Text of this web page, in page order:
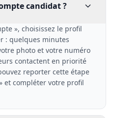
candidat ?
», choisissez le profil
: quelques minutes
photo et votre numéro
contactent en priorité
reporter cette étape
et compléter votre profil